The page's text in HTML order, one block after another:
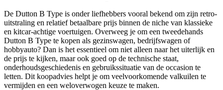
De Dutton B Type is onder liefhebbers vooral bekend om zijn retro-
uitstraling en relatief betaalbare prijs binnen de niche van klassieke
en kitcar-achtige voertuigen. Overweeg je om een tweedehands
Dutton B Type te kopen als gezinswagen, bedrijfswagen of
hobbyauto? Dan is het essentieel om niet alleen naar het uiterlijk en
de prijs te kijken, maar ook goed op de technische staat,
onderhoudsgeschiedenis en gebruikssituatie van de occasion te
letten. Dit koopadvies helpt je om veelvoorkomende valkuilen te
vermijden en een weloverwogen keuze te maken.